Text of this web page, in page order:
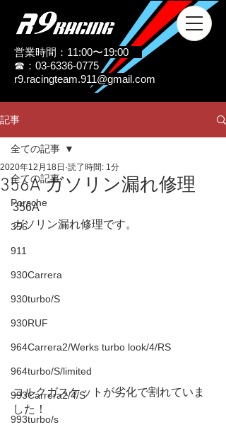
営業時間：11:00〜19:00
☎：03-6336-0775
r9.racingteam.911@gmail.com
記事
全ての記事
Porsche
356
911
930Carrera
930turbo/S
930RUF
964Carrera2/Werks turbo look/4/RS
964turbo/S/limited
993Carrera2/4/S
993turbo/s
全ての記事
356A ガソリン漏れ修理
2020年12月18日 読了時間: 1分
356A
ガソリン漏れ修理です。
コルクガスケットが劣化で割れていま
した！